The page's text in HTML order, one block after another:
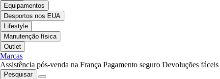
Equipamentos
Desportos nos EUA
Lifestyle
Manutenção física
Outlet
Marcas
Assistência pós-venda na França Pagamento seguro Devoluções fáceis
Pesquisar